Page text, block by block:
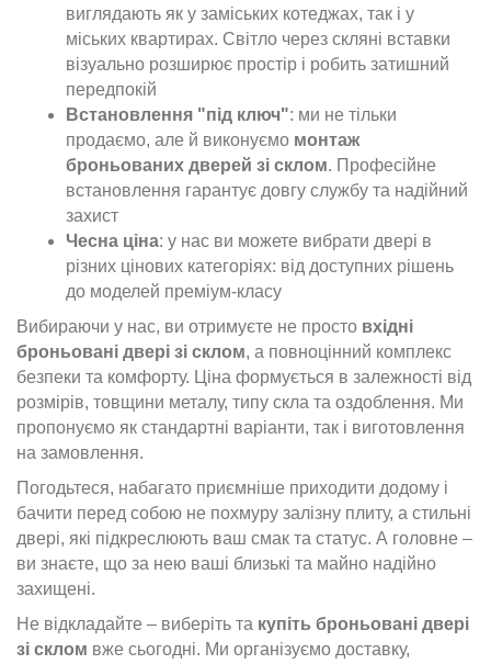
виглядають як у заміських котеджах, так і у
міських квартирах. Світло через скляні вставки
візуально розширює простір і робить затишний
передпокій
Встановлення "під ключ": ми не тільки
продаємо, але й виконуємо монтаж
броньованих дверей зі склом. Професійне
встановлення гарантує довгу службу та надійний
захист
Чесна ціна: у нас ви можете вибрати двері в
різних цінових категоріях: від доступних рішень
до моделей преміум-класу
Вибираючи у нас, ви отримуєте не просто вхідні
броньовані двері зі склом, а повноцінний комплекс
безпеки та комфорту. Ціна формується в залежності від
розмірів, товщини металу, типу скла та оздоблення. Ми
пропонуємо як стандартні варіанти, так і виготовлення
на замовлення.
Погодьтеся, набагато приємніше приходити додому і
бачити перед собою не похмуру залізну плиту, а стильні
двері, які підкреслюють ваш смак та статус. А головне –
ви знаєте, що за нею ваші близькі та майно надійно
захищені.
Не відкладайте – виберіть та купіть броньовані двері
зі склом вже сьогодні. Ми організуємо доставку,